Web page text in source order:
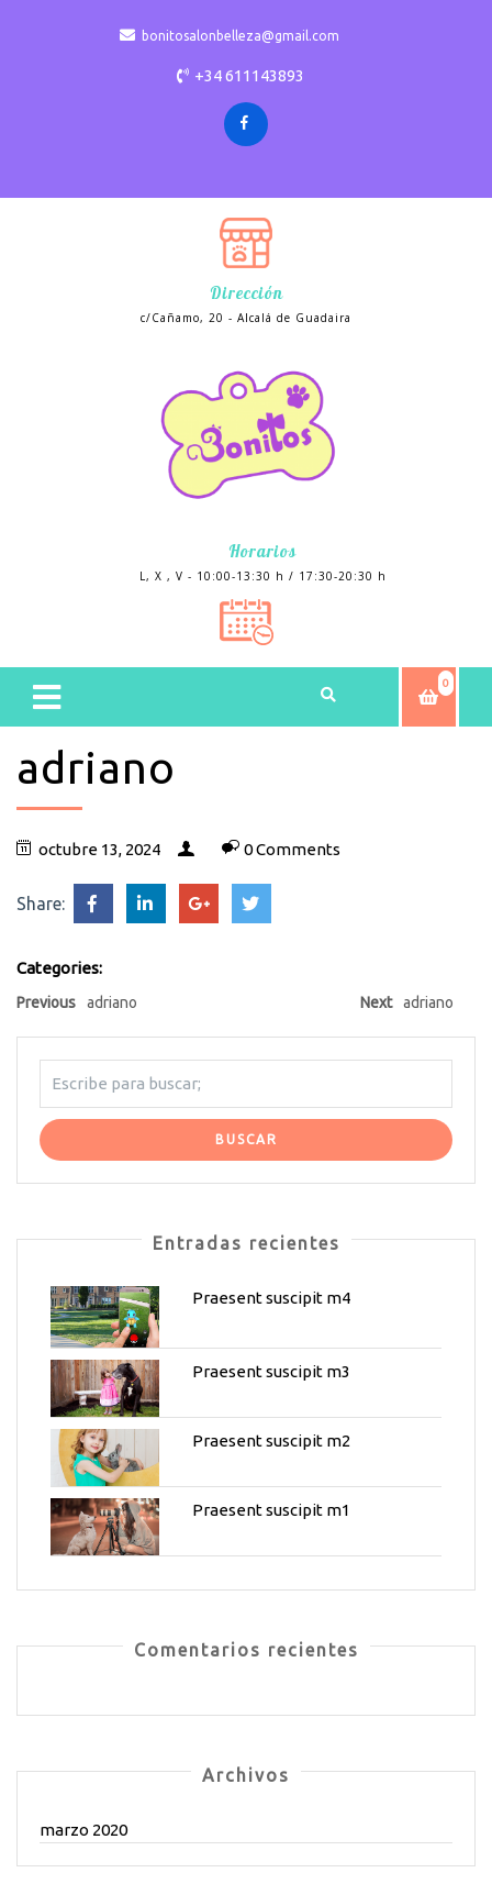
bonitosalonbelleza@gmail.com
+34 611143893
Dirección
c/Cañamo, 20 - Alcalá de Guadaira
Horarios
L, X , V - 10:00-13:30 h / 17:30-20:30 h
0
adriano
octubre 13, 2024 0 Comments
Share:
Categories:
Previous adriano Next adriano
Entradas recientes
Praesent suscipit m4
Praesent suscipit m3
Praesent suscipit m2
Praesent suscipit m1
Comentarios recientes
Archivos
marzo 2020